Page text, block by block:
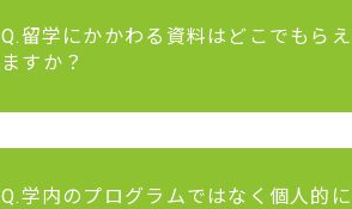
Q.留学にかかわる資料はどこでもらえ
ますか？
Q.学内のプログラムではなく個人的に